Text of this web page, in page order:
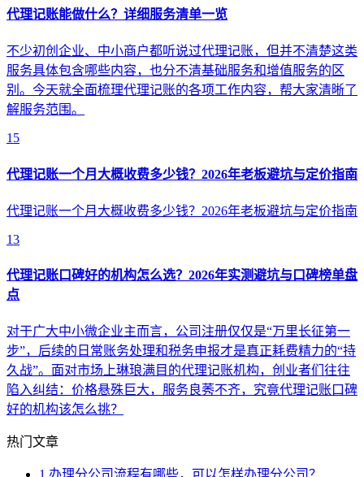
代理记账能做什么？详细服务清单一览
不少初创企业、中小商户都听说过代理记账，但并不清楚这类
服务具体包含哪些内容，也分不清基础服务和增值服务的区
别。今天就全面梳理代理记账的各项工作内容，帮大家清晰了
解服务范围。
15
代理记账一个月大概收费多少钱？2026年老板避坑与定价指南
代理记账一个月大概收费多少钱？2026年老板避坑与定价指南
13
代理记账口碑好的机构怎么选？2026年实测避坑与口碑榜单盘
点
对于广大中小微企业主而言，公司注册仅仅是“万里长征第一
步”，后续的日常账务处理和税务申报才是真正耗费精力的“持
久战”。面对市场上琳琅满目的代理记账机构，创业者们往往
陷入纠结：价格悬殊巨大，服务良莠不齐，究竟代理记账口碑
好的机构该怎么挑？
热门文章